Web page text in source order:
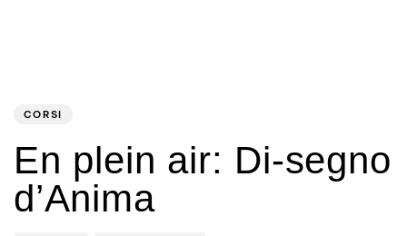
CORSI
En plein air: Di-segno
d’Anima